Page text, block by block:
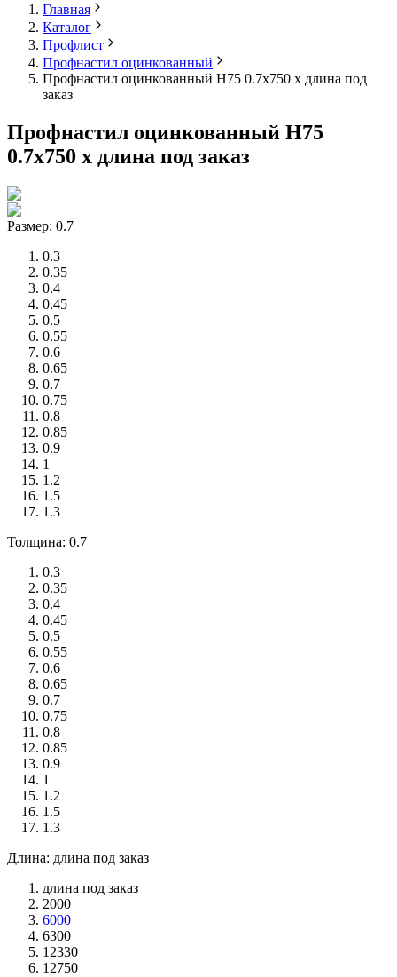
Главная
Каталог
Профлист
Профнастил оцинкованный
Профнастил оцинкованный Н75 0.7x750 x длина под
заказ
Профнастил оцинкованный Н75
0.7x750 x длина под заказ
Размер: 0.7
0.3
0.35
0.4
0.45
0.5
0.55
0.6
0.65
0.7
0.75
0.8
0.85
0.9
1
1.2
1.5
1.3
Толщина: 0.7
0.3
0.35
0.4
0.45
0.5
0.55
0.6
0.65
0.7
0.75
0.8
0.85
0.9
1
1.2
1.5
1.3
Длина: длина под заказ
длина под заказ
2000
6000
6300
12330
12750